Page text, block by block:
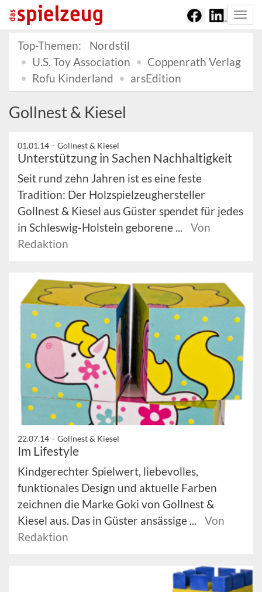
Top-Themen:
Nordstil
U.S. Toy Association
Coppenrath Verlag
Rofu Kinderland
arsEdition
Gollnest & Kiesel
01.01.14 – Gollnest & Kiesel
Unterstützung in Sachen Nachhaltigkeit
Seit rund zehn Jahren ist es eine feste
Tradition: Der Holzspielzeughersteller
Gollnest & Kiesel aus Güster spendet für jedes
in Schleswig-Holstein geborene ...
Von
Redaktion
22.07.14 – Gollnest & Kiesel
Im Lifestyle
Kindgerechter Spielwert, liebevolles,
funktionales Design und aktuelle Farben
zeichnen die Marke Goki von Gollnest &
Kiesel aus. Das in Güster ansässige ...
Von
Redaktion